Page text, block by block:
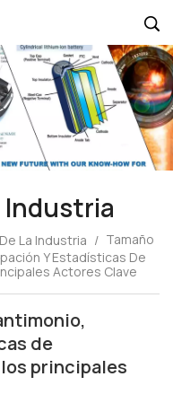
Industria
La Industria / Tamaño
Y Estadísticas De
Actores Clave
de
principales